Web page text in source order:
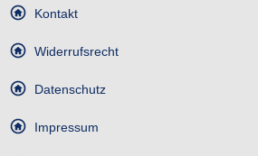
Kontakt
Widerrufsrecht
Datenschutz
Impressum